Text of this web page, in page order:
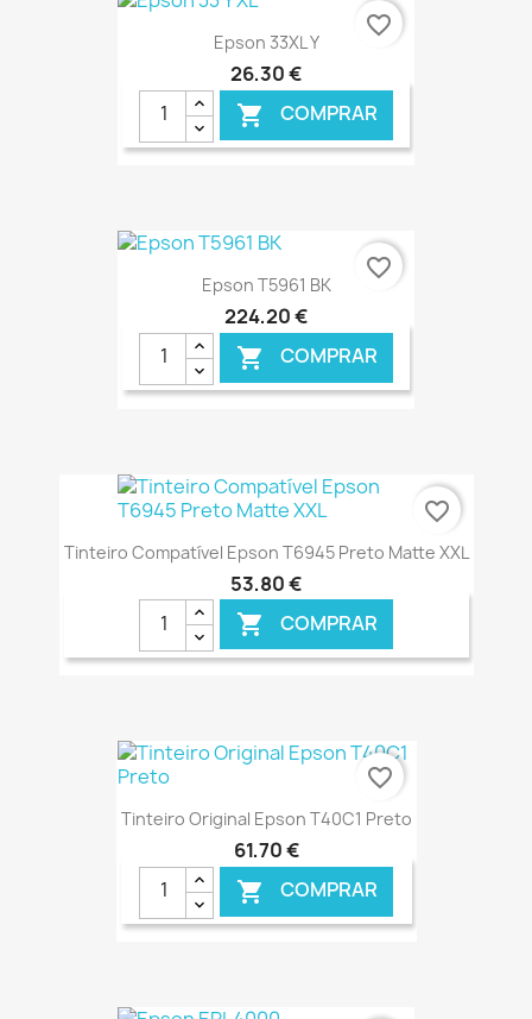
€ ONLINE
Epson 33XL Y
26,30 €
 COMPRAR
€ ONLINE
favorite_border
Epson T5961 BK
224,20 €
 COMPRAR
€ ONLINE
favorite_border
Tinteiro Compatível Epson T6945 Preto Matte XXL
53,80 €
 COMPRAR
€ ONLINE
favorite_border
Tinteiro Original Epson T40C1 Preto
61,70 €
 COMPRAR
favorite_border